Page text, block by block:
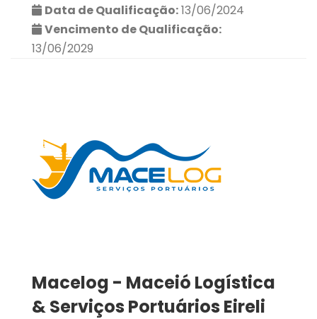
Data de Qualificação:13/06/2024
Vencimento de Qualificação:
13/06/2029
Macelog - Maceió Logística
& Serviços Portuários Eireli